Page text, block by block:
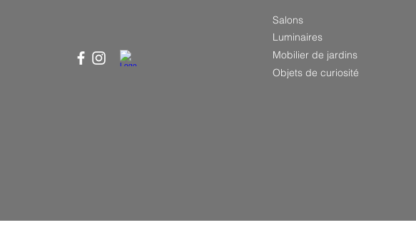
Salons
Luminaires
Mobilier de jardins
Objets de curiosité